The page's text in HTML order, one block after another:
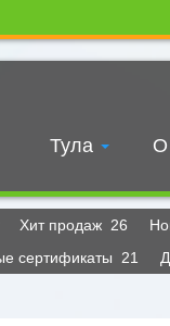
Тула О
Хит продаж 26
сертификаты 21